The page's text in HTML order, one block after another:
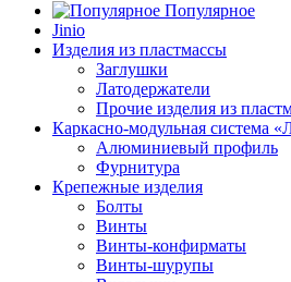
Популярное
Jinio
Изделия из пластмассы
Заглушки
Латодержатели
Прочие изделия из
Каркасно-модульная система
Алюминиевый профиль
Фурнитура
Крепежные изделия
Болты
Винты
Винты-конфирматы
Винты-шурупы